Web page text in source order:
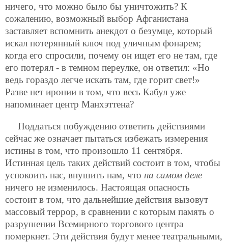
ничего, что можно было бы уничтожить? К
сожалению, возможный выбор Афганистана
заставляет вспомнить анекдот о безумце, который
искал потерянный ключ под уличным фонарем;
когда его спросили, почему он ищет его не там, где
его потерял - в темном переулке, он ответил: «Но
ведь гораздо легче искать там, где горит свет!»
Разве нет иронии в том, что весь Кабул уже
напоминает центр Манхэттена?
Поддаться побуждению ответить действиями
сейчас же означает пытаться избежать измерения
истины в том, что произошло 11 сентября.
Истинная цель таких действий состоит в том, чтобы
успокоить нас, внушить нам, что на самом деле
ничего не изменилось. Настоящая опасность
состоит в том, что дальнейшие действия вызовут
массовый террор, в сравнении с которым память о
разрушении Всемирного торгового центра
померкнет. Эти действия будут менее театральными,